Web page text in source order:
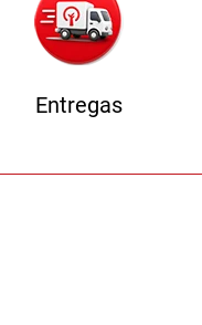
Entregas